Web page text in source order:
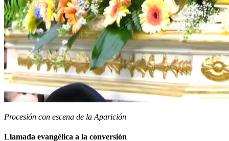
Procesión con escena de la Aparición
Llamada evangélica a la conversión